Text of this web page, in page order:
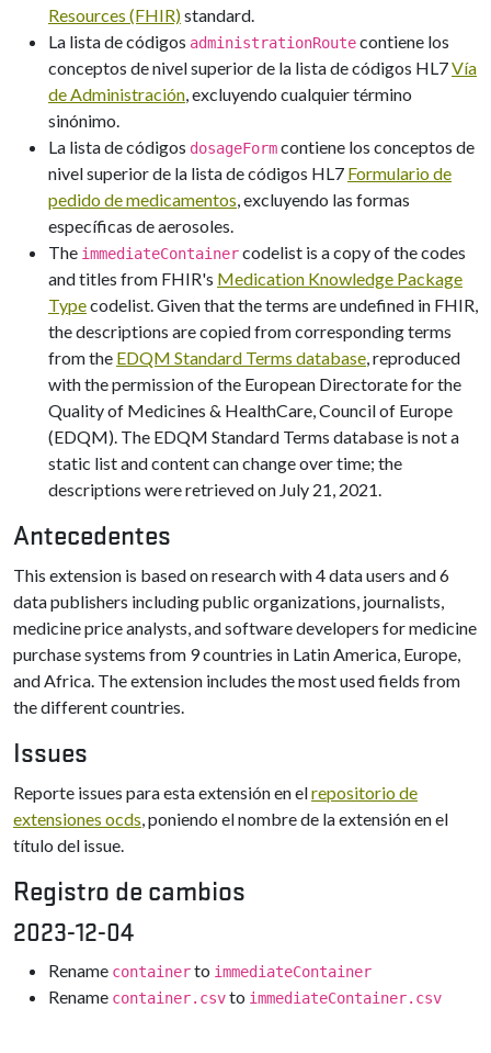
Resources (FHIR)standard.
La lista de códigos administrationRoutecontiene los
conceptos de nivel superior de la lista de códigos HL7Vía
de Administración, excluyendo cualquier término
sinónimo.
La lista de códigos dosageFormcontiene los conceptos de
nivel superior de la lista de códigos HL7 Formulario de
pedido de medicamentos, excluyendo las formas
específicas de aerosoles.
The immediateContainercodelist is a copy of the codes
and titles from FHIR's Medication Knowledge Package
Typecodelist. Given that the terms are undefined in FHIR,
the descriptions are copied from corresponding terms
from the EDQM Standard Terms database, reproduced
with the permission of the European Directorate for the
Quality of Medicines & HealthCare, Council of Europe
(EDQM). The EDQM Standard Terms database is not a
static list and content can change over time; the
descriptions were retrieved on July 21, 2021.
Antecedentes
This extension is based on research with 4 data users and 6
data publishers including public organizations, journalists,
medicine price analysts, and software developers for medicine
purchase systems from 9 countries in Latin America, Europe,
and Africa. The extension includes the most used fields from
the different countries.
Issues
Reporte issues para esta extensión en elrepositorio de
extensiones ocds, poniendo el nombre de la extensión en el
título del issue.
Registro de cambios
2023-12-04
Rename containerto immediateContainer
Rename container.csvto immediateContainer.csv